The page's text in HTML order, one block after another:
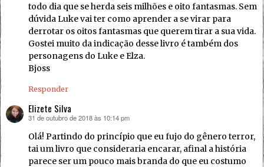
todo dia que se herda seis milhões e oito fantasmas. Sem
dúvida Luke vai ter como aprender a se virar para
derrotar os oitos fantasmas que querem tirar a sua vida.
Gostei muito da indicação desse livro é também dos
personagens do Luke e Elza.
Bjoss
Responder
Elizete Silva
disse:
31 de outubro de 2018 às 10:14 pm
Olá! Partindo do princípio que eu fujo do gênero terror,
tai um livro que consideraria encarar, afinal a história
parece ser um pouco mais branda do que eu costumo